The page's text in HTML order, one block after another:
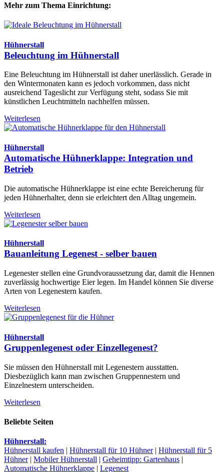
Mehr zum Thema Einrichtung:
Hühnerstall
Beleuchtung im Hühnerstall
Eine Beleuchtung im Hühnerstall ist daher unerlässlich. Gerade in
den Wintermonaten kann es jedoch vorkommen, dass nicht
ausreichend Tageslicht zur Verfügung steht, sodass Sie mit
künstlichen Leuchtmitteln nachhelfen müssen.
Weiterlesen
Hühnerstall
Automatische Hühnerklappe: Integration und
Betrieb
Die automatische Hühnerklappe ist eine echte Bereicherung für
jeden Hühnerhalter, denn sie erleichtert den Alltag ungemein.
Weiterlesen
Hühnerstall
Bauanleitung Legenest - selber bauen
Legenester stellen eine Grundvoraussetzung dar, damit die Hennen
zuverlässig hochwertige Eier legen. Im Handel können Sie diverse
Arten von Legenestern kaufen.
Weiterlesen
Hühnerstall
Gruppenlegenest oder Einzellegenest?
Sie müssen den Hühnerstall mit Legenestern ausstatten.
Diesbezüglich kann man zwischen Gruppennestern und
Einzelnestern unterscheiden.
Weiterlesen
Beliebte Seiten
Hühnerstall:
Hühnerstall kaufen | Hühnerstall für 10 Hühner| Hühnerstall für 5
Hühner| Mobiler Hühnerstall | Geheimtipp: Gartenhaus |
Automatische Hühnerklappe | Legenest